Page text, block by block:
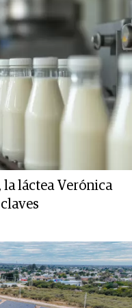
la láctea Verónica